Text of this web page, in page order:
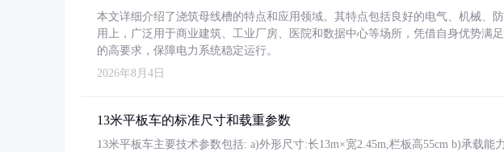
本文详细介绍了浇筑母线槽的特点和应用领域。其特点包括良好的电气、机械、
用上，广泛用于商业建筑、工业厂房、医院和数据中心等场所，凭借自身优势满
的高要求，保障电力系统稳定运行。
2026年8月4日
13米平板车的标准尺寸和载重参数
13米平板车主要技术参数包括: a)外形尺寸:长13m×宽2.45m,栏板高55cm b)承载能